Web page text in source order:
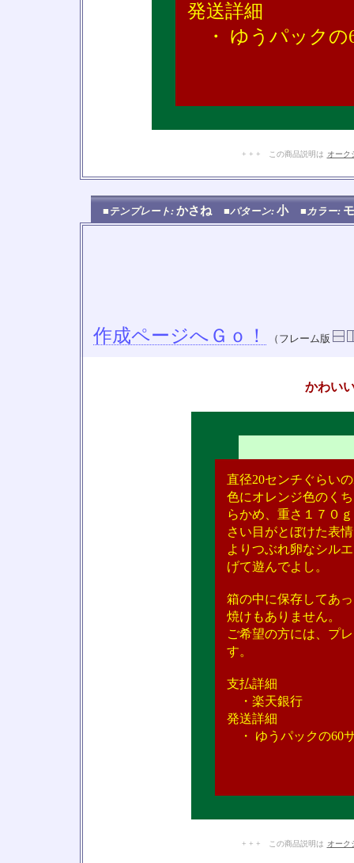
発送詳細
・ ゆうパックの
+ + + この商品説明は オーク
■テンプレート: かさね ■パターン: 小 ■カラー:
作成ページへＧｏ！ （フレーム版
かわい
直径20センチぐらい
色にオレンジ色のく
らかめ、重さ１７０
さい目がとぼけた表
よりつぶれ卵なシル
げて遊んでよし。
箱の中に保存してあ
焼けもありません。
ご希望の方には、プ
す。
支払詳細
・楽天銀行
発送詳細
・ ゆうパックの60
+ + + この商品説明は オーク